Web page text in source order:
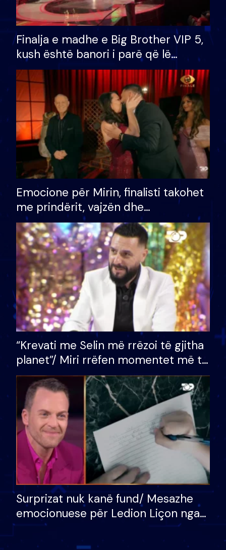
Finalja e madhe e Big Brother VIP 5,
kush është banori i parë që lë
shtëpinë dhe humb mundësinë për
të fituar çmimin e madh
Emocione për Mirin, finalisti takohet
me prindërit, vajzën dhe
bashkëshorten: S’kemi ndonjë letër
divorci apo jo?
“Krevati me Selin më rrëzoi të gjitha
planet”/ Miri rrëfen momentet më të
bukura në shtëpinë e BB VIP: Do më
mungojë zilja e mëngjesit kur…
Surprizat nuk kanë fund/ Mesazhe
emocionuese për Ledion Liçon nga
nëna dhe fëmijët e tij, moderatori
nuk i mban dot lotët: Nuk meritoj…